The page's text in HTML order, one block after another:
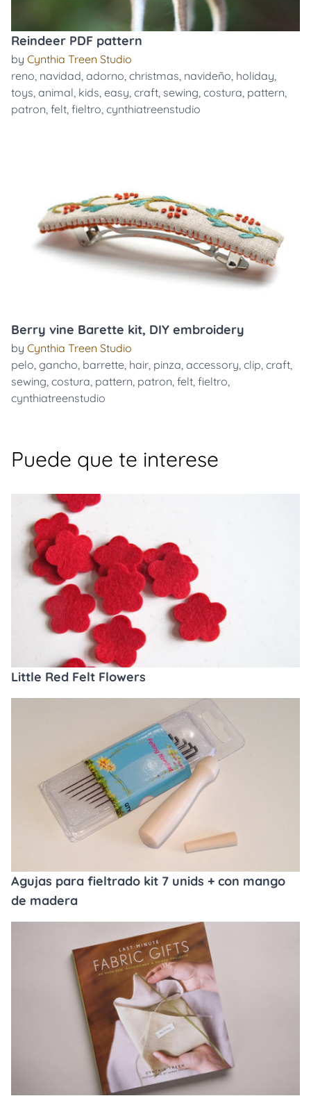
Reindeer PDF pattern
by Cynthia Treen Studio
reno, navidad, adorno, christmas, navideño, holiday,
toys, animal, kids, easy, craft, sewing, costura, pattern,
patron, felt, fieltro, cynthiatreenstudio
Berry vine Barette kit, DIY embroidery
by Cynthia Treen Studio
pelo, gancho, barrette, hair, pinza, accessory, clip, craft,
sewing, costura, pattern, patron, felt, fieltro,
cynthiatreenstudio
Puede que te interese
Little Red Felt Flowers
Agujas para fieltrado kit 7 unids + con mango
de madera